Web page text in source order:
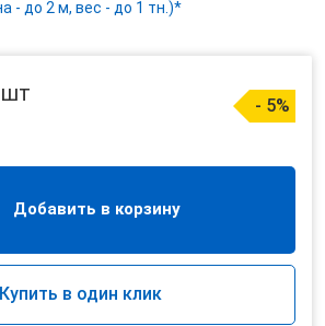
- до 2 м, вес - до 1 тн.)*
шт - 5%
Добавить в корзину
Купить в один клик